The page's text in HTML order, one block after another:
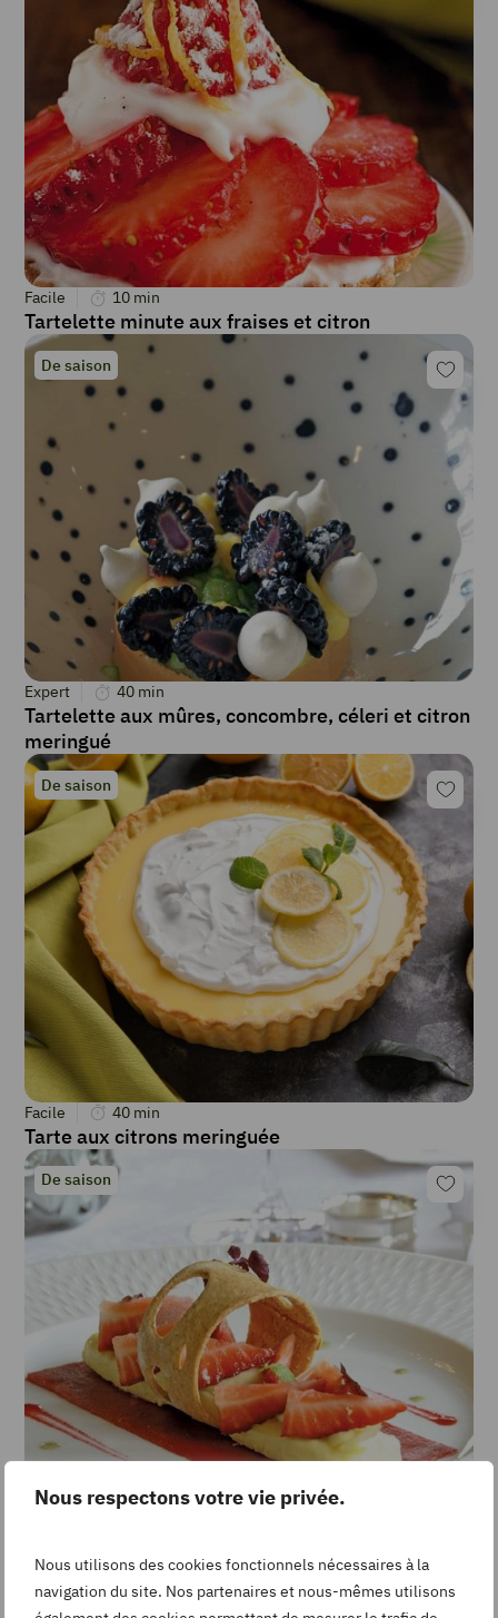
Nous respectons votre vie privée.
Nous utilisons des cookies fonctionnels nécessaires à la
navigation du site. Nos partenaires et nous-mêmes utilisons
Facile 10 min
Tartelette minute aux fraises et citron
De saison
Expert 40 min
Tartelette aux mûres, concombre, céleri et citron
meringué
De saison
Facile 40 min
Tarte aux citrons meringuée
De saison
Expert 40min
De saison